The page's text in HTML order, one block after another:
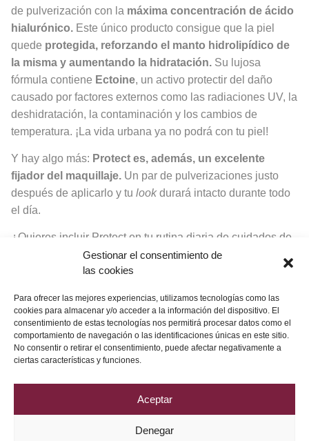
Gestionar el consentimiento de
las cookies
Para ofrecer las mejores experiencias, utilizamos tecnologías como las
cookies para almacenar y/o acceder a la información del dispositivo. El
consentimiento de estas tecnologías nos permitirá procesar datos como el
comportamiento de navegación o las identificaciones únicas en este sitio.
No consentir o retirar el consentimiento, puede afectar negativamente a
ciertas características y funciones.
Aceptar
Denegar
de pulverización con la máxima concentración de ácido
hialurónico. Este único producto consigue que la piel
quede protegida, reforzando el manto hidrolipídico de
la misma y aumentando la hidratación. Su lujosa
fórmula contiene Ectoine, un activo protectir del daño
causado por factores externos como las radiaciones UV, la
deshidratación, la contaminación y los cambios de
temperatura. ¡La vida urbana ya no podrá con tu piel!
Y hay algo más: Protect es, además, un excelente
fijador del maquillaje. Un par de pulverizaciones justo
después de aplicarlo y tu lookdurará intacto durante todo
el día.
¿Quieres incluir Protect en tu rutina diaria de cuidados de
Acude a tu centro Cápsula del Tiempo más
cercano y hazte con él.¡Presume de piel este otoño!
¡Síguenos en Instagram!